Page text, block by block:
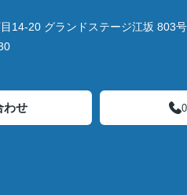
14‐20 グランドステージ江坂 803
わせ